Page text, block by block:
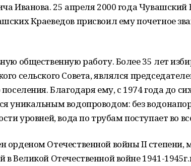
Иванова. 25 апреля 2000 года
Краеведов присвоил ему почетное
общественную работу. Более 35 лет
сельского Совета, являлся
поселения. Благодаря ему, с 1974 года до
уникальным водопроводом: без
уровней, вода по трубам поступает во
орденом Отечественной войны II степени,
в Великой Отечественной войне 1941-